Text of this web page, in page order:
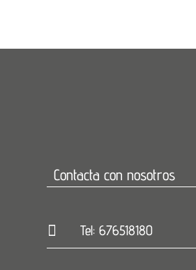
Contacta con nosotros
 Tel: 676518180